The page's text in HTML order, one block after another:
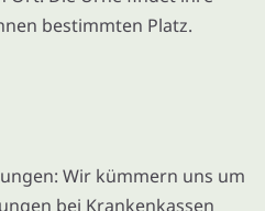
bestimmten Platz.
Wir kümmern uns um
bei Krankenkassen